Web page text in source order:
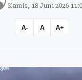
Kamis, 18 Juni 2026
A- A A+